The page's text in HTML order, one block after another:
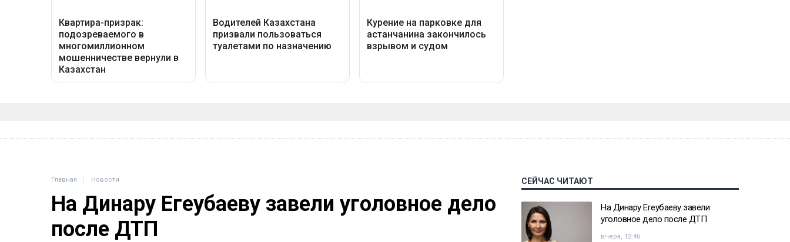
Главная Новости
На Динару Егеубаеву завели уголовное дело
после ДТП
СЕЙЧАС ЧИТАЮТ
На Динару Егеубаеву завели
уголовное дело после ДТП
вчера, 12:46